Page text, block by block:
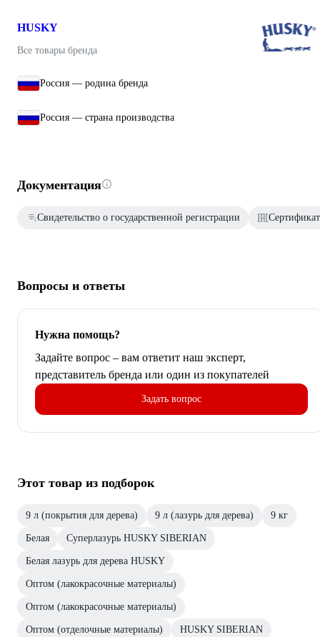
HUSKY
Все товары бренда
Россия — родина бренда
Россия — страна производства
Документация
Свидетельство о государственной регистрации
Вопросы и ответы
Нужна помощь?
Задайте вопрос – вам ответит наш эксперт,
представитель бренда или один из покупателей
Задать вопрос
Этот товар из подборок
9 л (покрытия для дерева) 9 л (лазурь для дерева) 9 кг
Белая Суперлазурь HUSKY SIBERIAN
Белая лазурь для дерева HUSKY
Оптом (лакокрасочные материалы)
Оптом (лакокрасочные материалы)
Оптом (отделочные материалы) HUSKY SIBERIAN